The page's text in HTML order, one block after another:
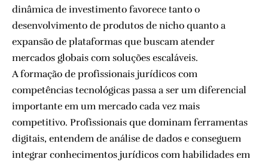
dinâmica de investimento favorece tanto o
desenvolvimento de produtos de nicho quanto a
expansão de plataformas que buscam atender
mercados globais com soluções escaláveis.
A formação de profissionais jurídicos com
competências tecnológicas passa a ser um diferencial
importante em um mercado cada vez mais
competitivo. Profissionais que dominam ferramentas
digitais, entendem de análise de dados e conseguem
integrar conhecimentos jurídicos com habilidades em